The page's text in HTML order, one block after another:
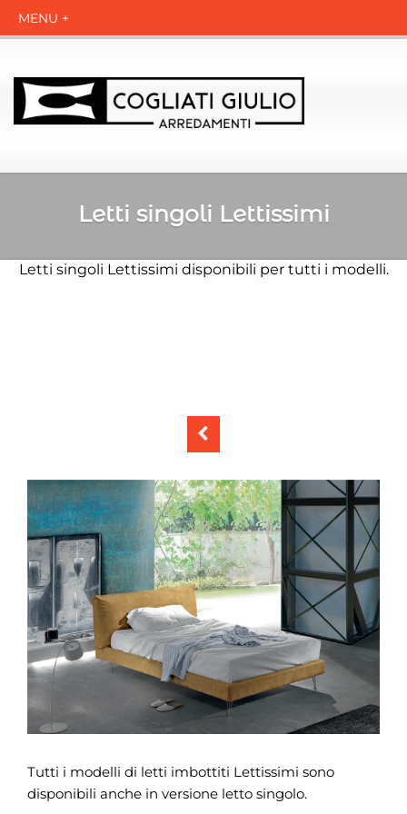
Letti singoli Lettissimi
Letti singoli Lettissimi disponibili per tutti i modelli.
Tutti i modelli di letti imbottiti Lettissimi sono
disponibili anche in versione letto singolo.